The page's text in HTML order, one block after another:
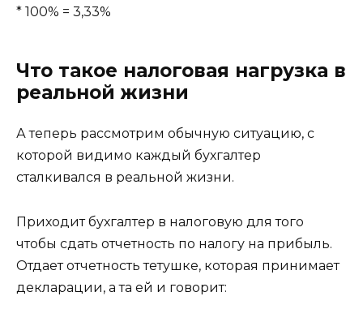
* 100% = 3,33%
Что такое налоговая нагрузка в
реальной жизни
А теперь рассмотрим обычную ситуацию, с
которой видимо каждый бухгалтер
сталкивался в реальной жизни.
Приходит бухгалтер в налоговую для того
чтобы сдать отчетность по налогу на прибыль.
Отдает отчетность тетушке, которая принимает
декларации, а та ей и говорит: